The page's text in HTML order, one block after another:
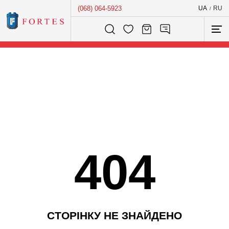
(068) 064-5923 UA / RU
Розумний пошук...
404
СТОРІНКУ НЕ ЗНАЙДЕНО